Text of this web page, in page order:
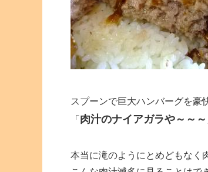
スプーンで巨大ハンバーグを豪
「 肉汁のナイアガラや～～～
本当に滝のようにとめどもなく